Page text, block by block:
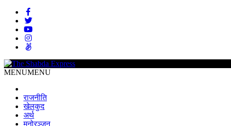
MENUMENU
राजनीति
खेलकुद
अर्थ
मनोरञ्जन